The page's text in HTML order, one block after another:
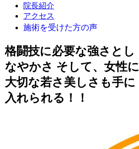
院長紹介
アクセス
格闘技に必要な強さとし
なやかさ そして、女性に
大切な若さ美しさも手に
入れられる！！